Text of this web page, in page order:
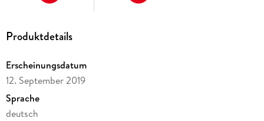
Produktdetails
Erscheinungsdatum
12. September 2019
Sprache
deutsch